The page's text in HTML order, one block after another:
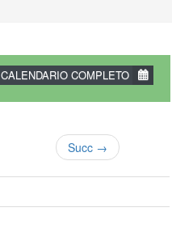
CALENDARIO COMPLETO
Succ →